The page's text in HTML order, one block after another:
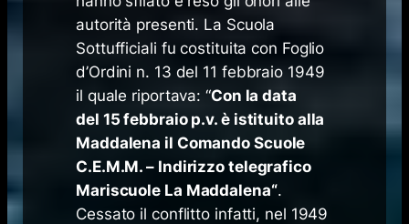
autorità presenti. La Scuola
Sottufficiali fu costituita con Foglio
d’Ordini n. 13 del 11 febbraio 1949
il quale riportava: “Con la data
del 15 febbraio p.v. è istituito alla
Maddalena il Comando Scuole
C.E.M.M. – Indirizzo telegrafico
Mariscuole La Maddalena“.
Cessato il conflitto infatti, nel 1949